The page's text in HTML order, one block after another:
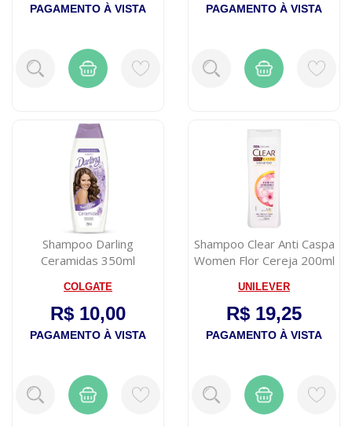
PAGAMENTO À VISTA PAGAMENTO À VISTA
Shampoo Darling
Ceramidas 350ml
COLGATE
R$ 10,00
PAGAMENTO À VISTA
Shampoo Clear Anti Caspa
Women Flor Cereja 200ml
UNILEVER
R$ 19,25
PAGAMENTO À VISTA